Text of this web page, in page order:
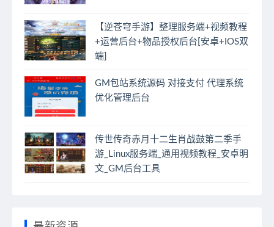
【逆苍穹手游】整理服务端+视频教程
+运营后台+物品授权后台[安卓+IOS双
端]
GM包站系统源码 对接支付 代理系统
优化管理后台
传世传奇赤月十二生肖战鼓第二季手
游_Linux服务端_通用视频教程_安卓明
文_GM后台工具